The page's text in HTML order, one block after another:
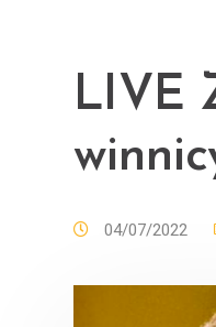
LIVE
04/07/2022